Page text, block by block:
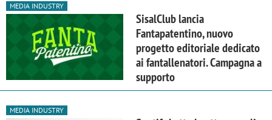
MEDIA INDUSTRY
SisalClub lancia
Fantapatentino, nuovo
progetto editoriale dedicato
ai fantallenatori. Campagna a
supporto
MEDIA INDUSTRY